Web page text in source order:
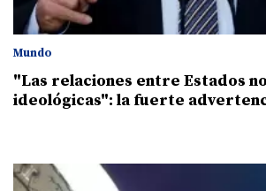
Mundo
"Las relaciones entre Estados
ideológicas": la fuerte